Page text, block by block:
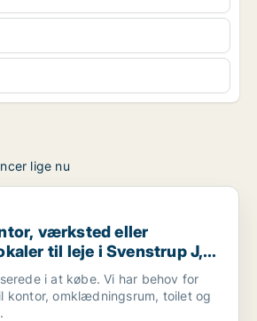
lige nu
værksted eller produktionslokaler til leje i
værksted eller
til leje i Svenstrup J,
m.fl.
i at købe. Vi har behov for
kontor, omklædningsrum, toilet og